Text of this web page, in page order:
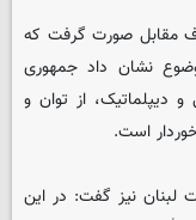
مقابل صورت گرفت که
نشان داد جمهوری
دیپلماتیک، از توان و
است.
لبنان نیز گفت: در این